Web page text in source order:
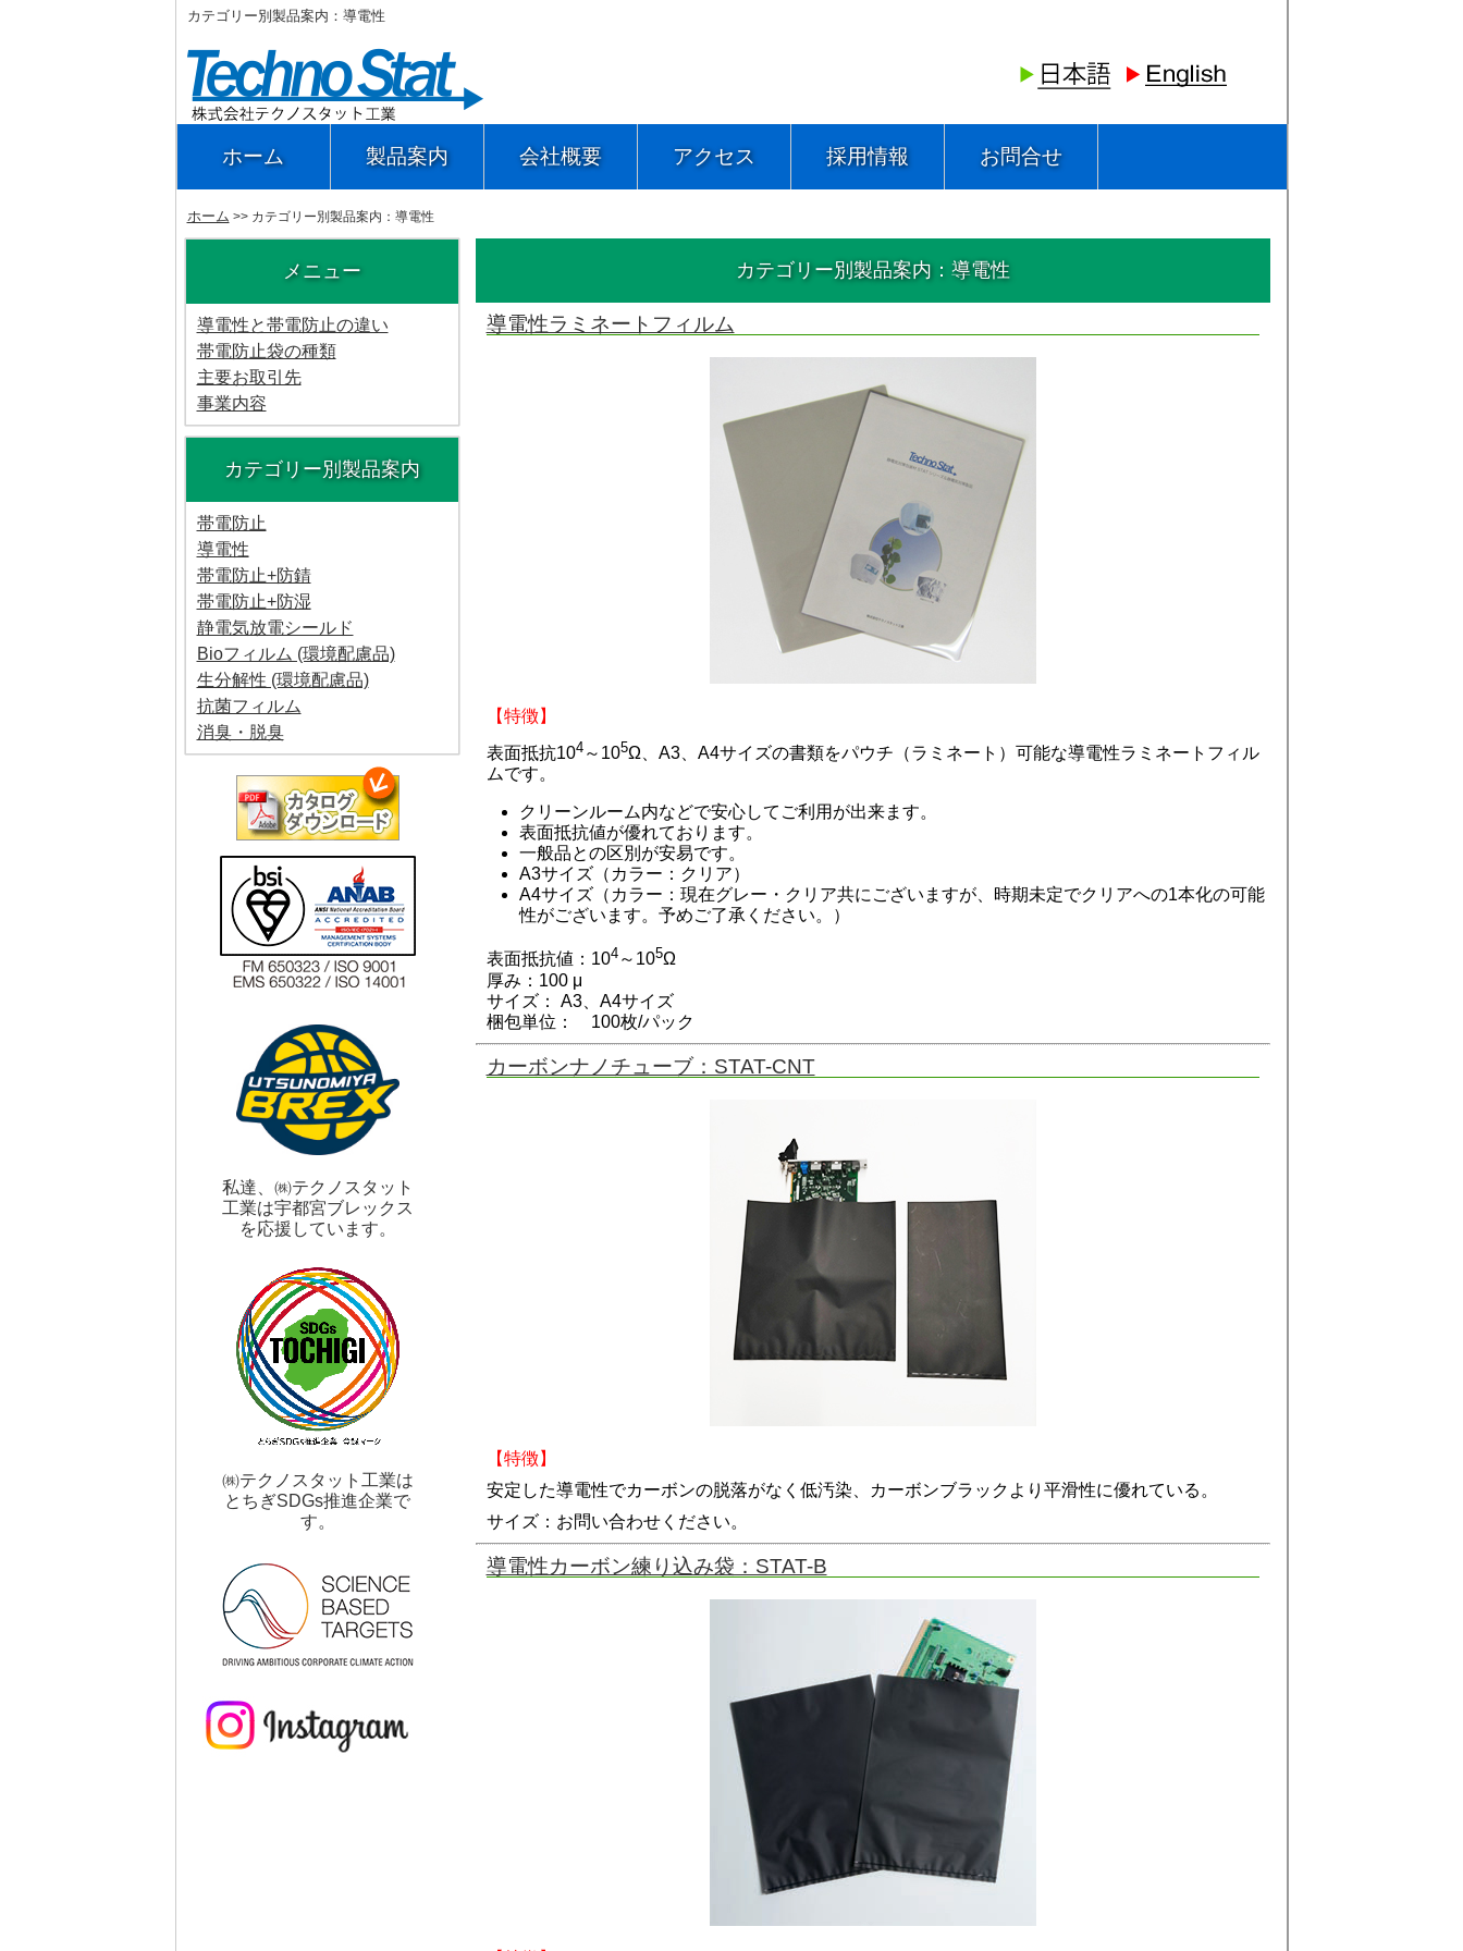
カテゴリー別製品案内：導電性
ホーム 製品案内 会社概要 アクセス 採用情報 お問合せ
ホーム >> カテゴリー別製品案内：導電性
カテゴリー別製品案内：導電性
導電性ラミネートフィルム
【特徴】
表面抵抗104～105Ω、A3、A4サイズの書類をパウチ（ラミネート）可能な導電性ラミネートフィル
ムです。
クリーンルーム内などで安心してご利用が出来ます。
表面抵抗値が優れております。
一般品との区別が安易です。
A3サイズ（カラー：クリア）
A4サイズ（カラー：現在グレー・クリア共にございますが、時期未定でクリアへの1本化の可能
性がございます。予めご了承ください。）
表面抵抗値：104～105Ω
厚み：100 μ
サイズ： A3、A4サイズ
梱包単位： 100枚/パック
カーボンナノチューブ：STAT-CNT
【特徴】
安定した導電性でカーボンの脱落がなく低汚染、カーボンブラックより平滑性に優れている。
サイズ：お問い合わせください。
導電性カーボン練り込み袋：STAT-B
メニュー
導電性と帯電防止の違い
帯電防止袋の種類
主要お取引先
事業内容
カテゴリー別製品案内
帯電防止
導電性
帯電防止+防錆
帯電防止+防湿
静電気放電シールド
Bioフィルム (環境配慮品)
生分解性 (環境配慮品)
抗菌フィルム
消臭・脱臭
私達、㈱テクノスタット
工業は宇都宮ブレックス
を応援しています。
㈱テクノスタット工業は
とちぎSDGs推進企業で
す。